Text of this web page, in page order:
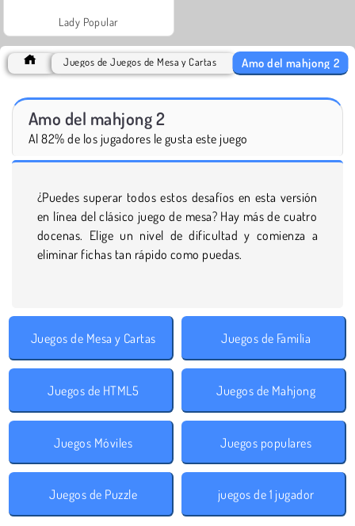
Lady Popular
Juegos de Juegos de Mesa y Cartas Amo del mahjong 2
Amo del mahjong 2
Al 82% de los jugadores le gusta este juego
¿Puedes superar todos estos desafíos en esta versión
en línea del clásico juego de mesa? Hay más de cuatro
docenas. Elige un nivel de dificultad y comienza a
eliminar fichas tan rápido como puedas.
Juegos de Mesa y Cartas Juegos de Familia
Juegos de HTML5 Juegos de Mahjong
Juegos Móviles Juegos populares
Juegos de Puzzle juegos de 1 jugador